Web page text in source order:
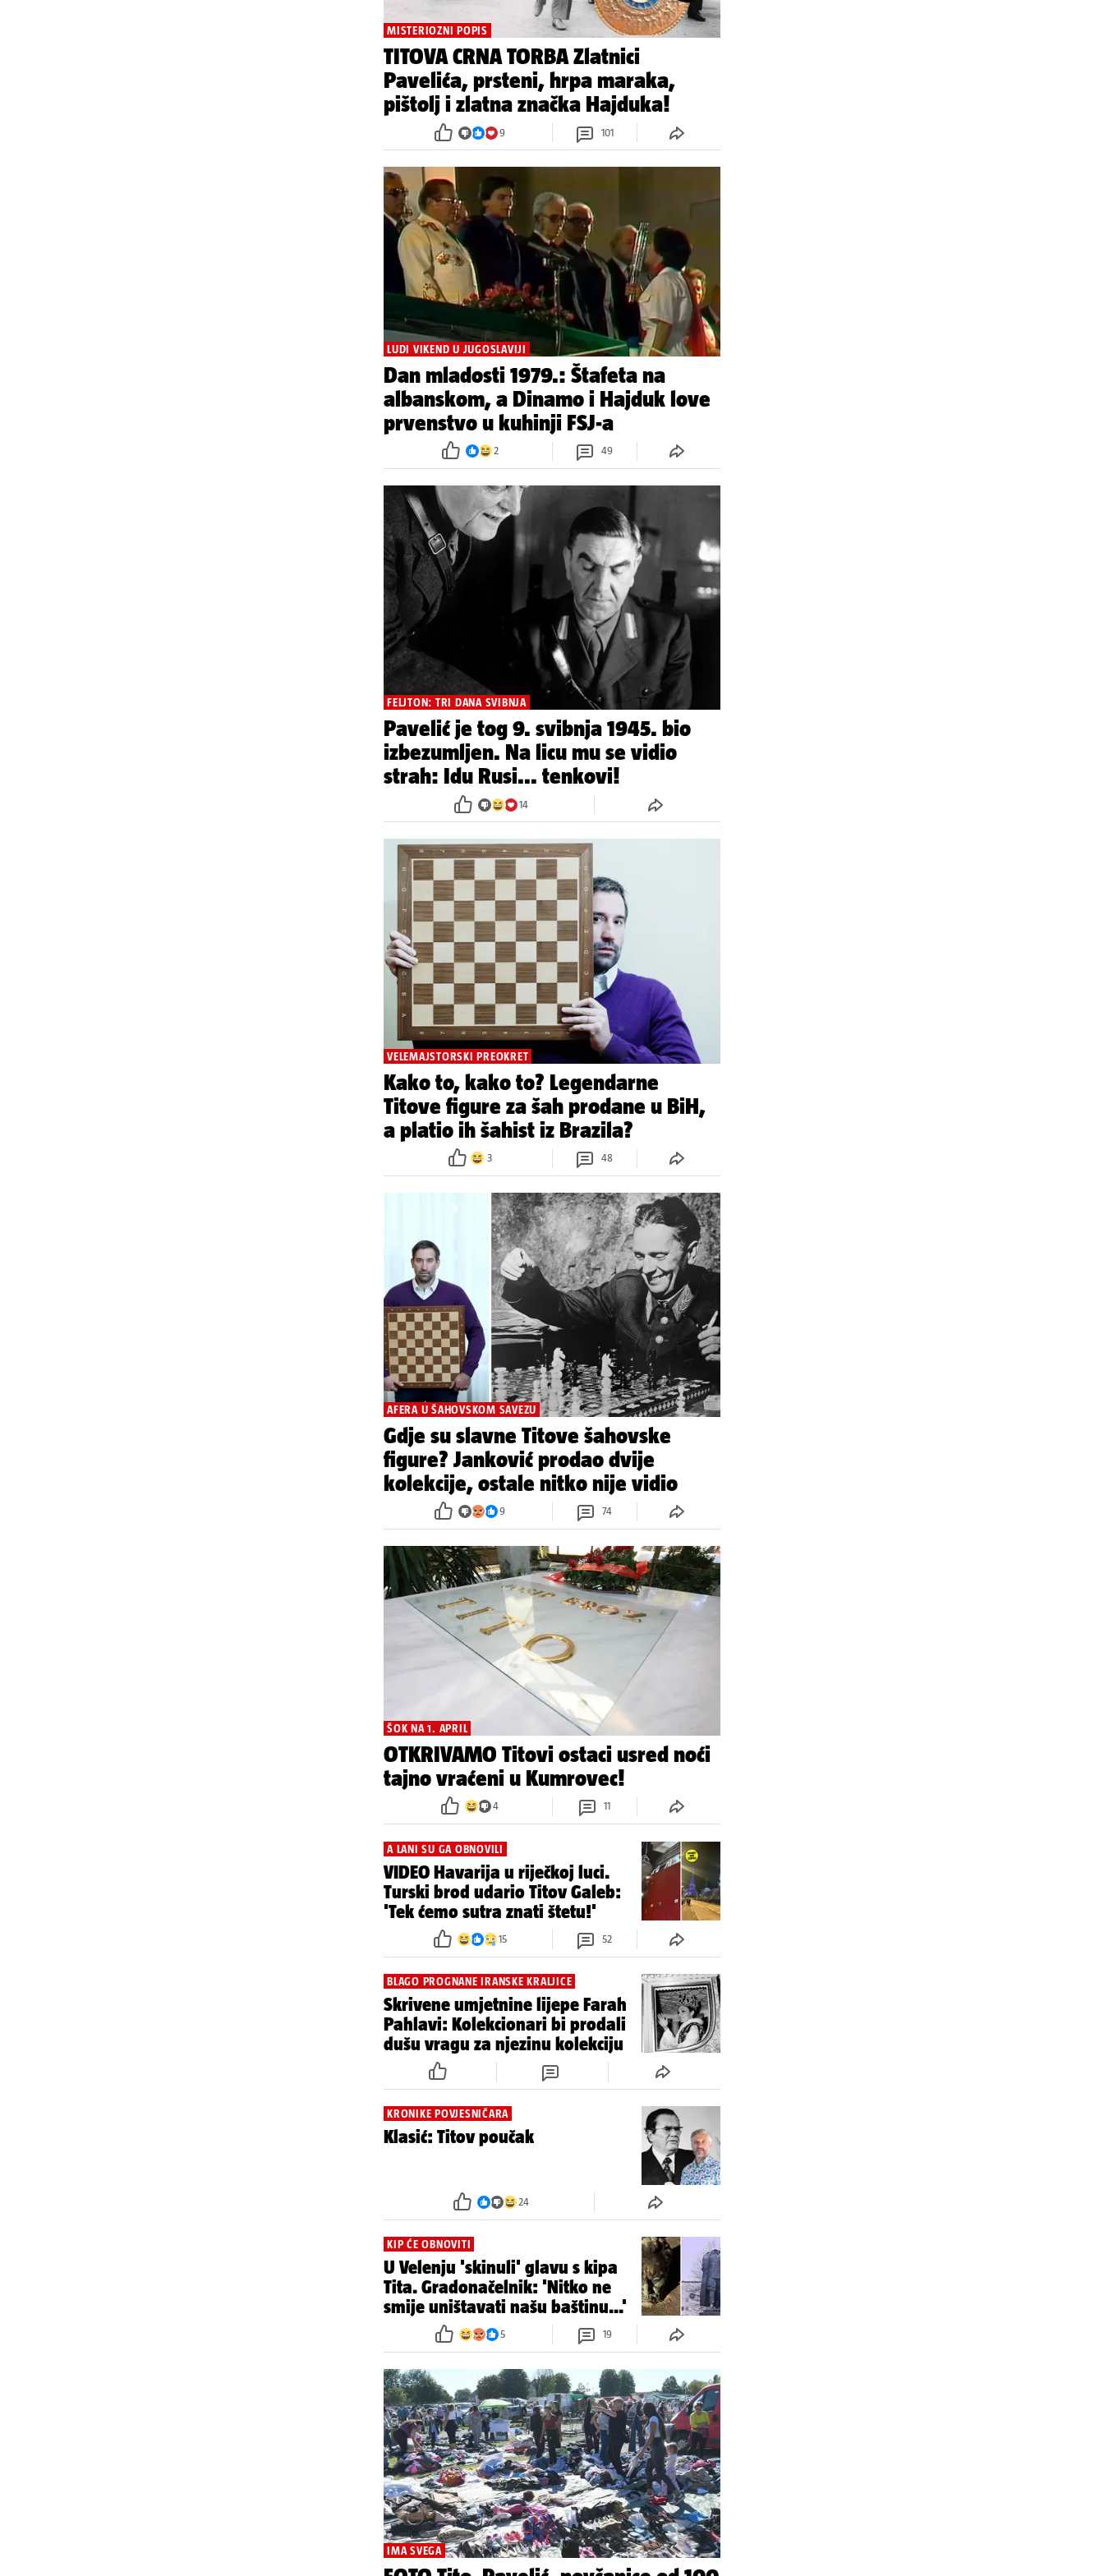
MISTERIOZNI POPIS
TITOVA CRNA TORBA Zlatnici
Pavelića, prsteni, hrpa maraka,
pištolj i zlatna značka Hajduka!
9 101
LUDI VIKEND U JUGOSLAVIJI
Dan mladosti 1979.: Štafeta na
albanskom, a Dinamo i Hajduk love
prvenstvo u kuhinji FSJ-a
2 49
FELJTON: TRI DANA SVIBNJA
Pavelić je tog 9. svibnja 1945. bio
izbezumljen. Na licu mu se vidio
strah: Idu Rusi... tenkovi!
14
VELEMAJSTORSKI PREOKRET
Kako to, kako to? Legendarne
Titove figure za šah prodane u BiH,
a platio ih šahist iz Brazila?
3 48
AFERA U ŠAHOVSKOM SAVEZU
Gdje su slavne Titove šahovske
figure? Janković prodao dvije
kolekcije, ostale nitko nije vidio
9 74
ŠOK NA 1. APRIL
OTKRIVAMO Titovi ostaci usred noći
tajno vraćeni u Kumrovec!
4 11
A LANI SU GA OBNOVILI
VIDEO Havarija u riječkoj luci.
Turski brod udario Titov Galeb:
'Tek ćemo sutra znati štetu!'
15 52
BLAGO PROGNANE IRANSKE KRALJICE
Skrivene umjetnine lijepe Farah
Pahlavi: Kolekcionari bi prodali
dušu vragu za njezinu kolekciju
KRONIKE POVJESNIČARA
Klasić: Titov poučak
24
KIP ĆE OBNOVITI
U Velenju 'skinuli' glavu s kipa
Tita. Gradonačelnik: 'Nitko ne
smije uništavati našu baštinu...'
5 19
IMA SVEGA